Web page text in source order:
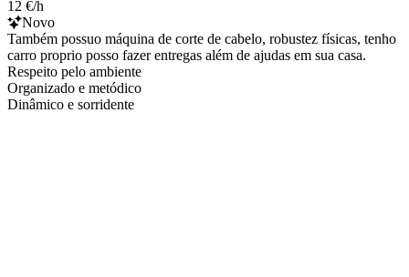
12 €/h
Novo
Também possuo máquina de corte de cabelo, robustez físicas, tenho
carro proprio posso fazer entregas além de ajudas em sua casa.
Respeito pelo ambiente
Organizado e metódico
Dinâmico e sorridente